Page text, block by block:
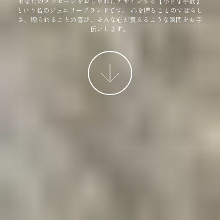
という名のジュエリーブランドです。
心を贈ることのすばらし
さ、贈られることの喜び、そんな心が震えるような瞬間をお手
伝いします。